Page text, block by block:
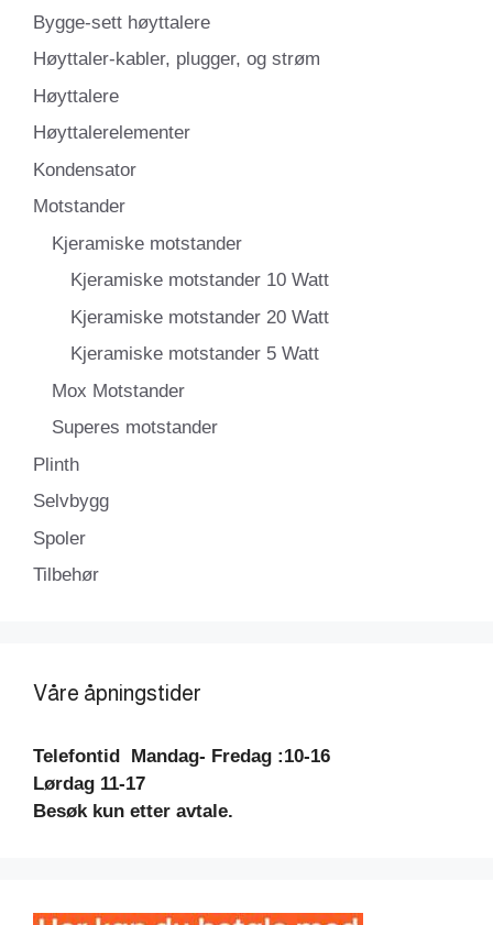
Bygge-sett høyttalere
Høyttaler-kabler, plugger, og strøm
Høyttalere
Høyttalerelementer
Kondensator
Motstander
Kjeramiske motstander
Kjeramiske motstander 10 Watt
Kjeramiske motstander 20 Watt
Kjeramiske motstander 5 Watt
Mox Motstander
Superes motstander
Plinth
Selvbygg
Spoler
Tilbehør
Våre åpningstider
Telefontid Mandag- Fredag :10-16
Lørdag 11-17
Besøk kun etter avtale.